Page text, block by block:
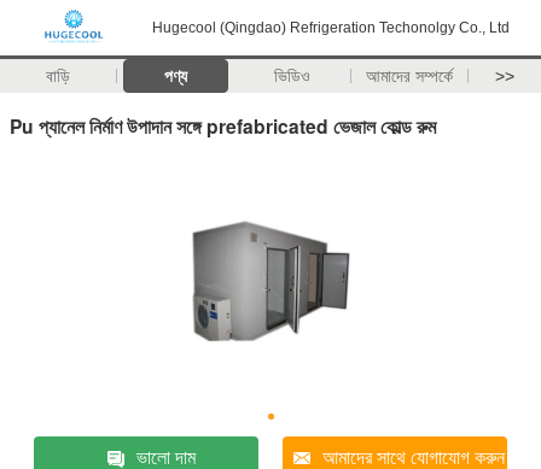
Hugecool (Qingdao) Refrigeration Techonolgy Co., Ltd
বাড়ি পণ্য ভিডিও আমাদের সম্পর্কে >>
Pu প্যানেল নির্মাণ উপাদান সঙ্গে prefabricated ভেজাল কোল্ড রুম
ভালো দাম আমাদের সাথে যোগাযোগ করুন